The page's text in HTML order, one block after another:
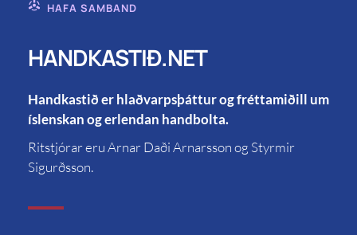
HAFA SAMBAND
HANDKASTIÐ.NET
Handkastið er hlaðvarpsþáttur og fréttamiðill um
íslenskan og erlendan handbolta.
Ritstjórar eru Arnar Daði Arnarsson og Styrmir
Sigurðsson.